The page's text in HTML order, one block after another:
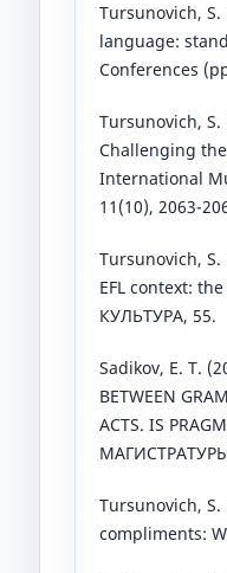
Tursunovich, S.
language:
Conferences
Tursunovich, S.
Challenging
International
11(10), 2063-
Tursunovich,
EFL context:
КУЛЬТУРА, 55.
Sadikov, E. T.
BETWEEN
ACTS. IS
Tursunovich, S.
compliments: